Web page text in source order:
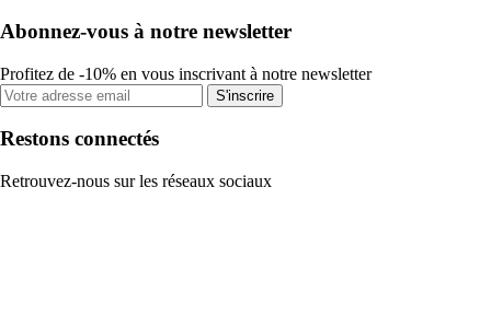
Abonnez-vous à notre newsletter
Profitez de -10% en vous inscrivant à notre newsletter
S'inscrire
Restons connectés
Retrouvez-nous sur les réseaux sociaux